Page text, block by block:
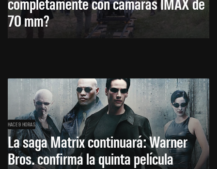
70 mm?
HACE 9 HORAS
La saga Matrix continuará: Warner
Bros. confirma la quinta película